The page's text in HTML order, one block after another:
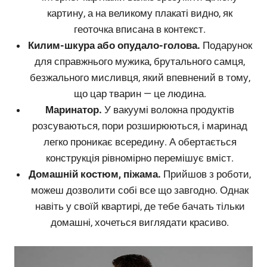
картину, а на великому плакаті видно, як
геоточка вписана в контекст.
Килим-шкура або опудало-голова. Подарунок
для справжнього мужика, брутального самця,
безжального мисливця, який впевнений в тому,
що цар тварин — це людина.
Маринатор. У вакуумі волокна продуктів
розсуваються, пори розширюються, і маринад
легко проникає всередину. А обертається
конструкція рівномірно перемішує вміст.
Домашній костюм, піжама. Прийшов з роботи,
можеш дозволити собі все що завгодно. Однак
навіть у своїй квартирі, де тебе бачать тільки
домашні, хочеться виглядати красиво.